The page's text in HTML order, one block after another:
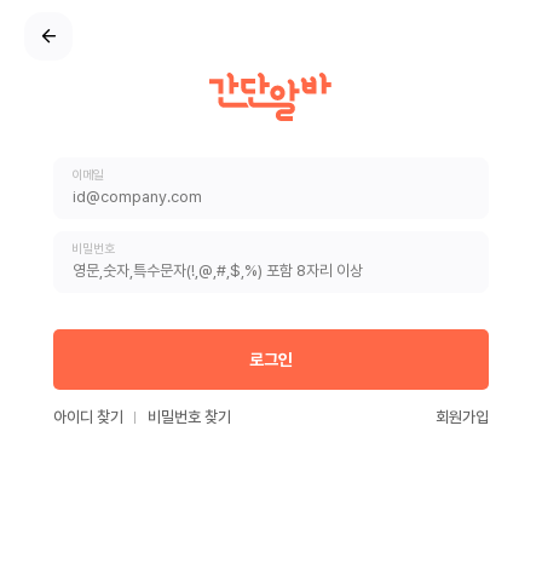
이메일
비밀번호
로그인
아이디 찾기 비밀번호 찾기 회원가입